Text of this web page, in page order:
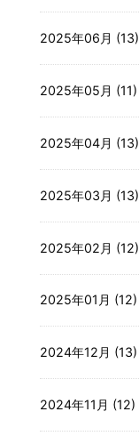
2025年06月 (13)
2025年05月 (11)
2025年04月 (13)
2025年03月 (13)
2025年02月 (12)
2025年01月 (12)
2024年12月 (13)
2024年11月 (12)